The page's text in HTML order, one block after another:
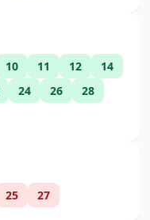
10 11 12
14
24 26
28
25 27